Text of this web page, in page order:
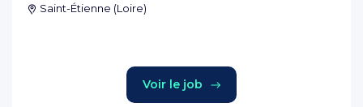
Saint-Étienne (Loire)
Voir le job